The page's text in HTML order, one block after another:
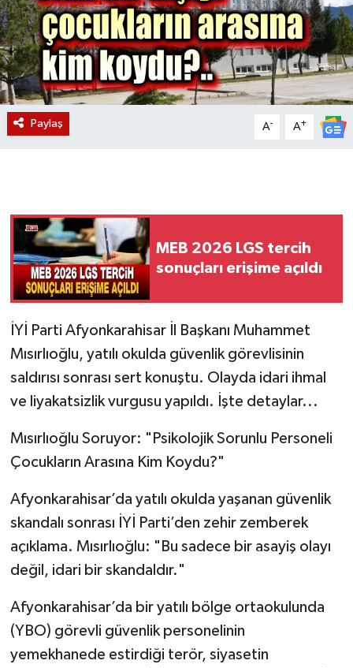
Paylaş A- A+
MEB 2026 LGS tercih
sonuçları erişime açıldı
İYİ Parti Afyonkarahisar İl Başkanı Muhammet
Mısırlıoğlu, yatılı okulda güvenlik görevlisinin
saldırısı sonrası sert konuştu. Olayda idari ihmal
ve liyakatsizlik vurgusu yapıldı. İşte detaylar...
Mısırlıoğlu Soruyor: "Psikolojik Sorunlu Personeli
Çocukların Arasına Kim Koydu?"
Afyonkarahisar’da yatılı okulda yaşanan güvenlik
skandalı sonrası İYİ Parti’den zehir zemberek
açıklama. Mısırlıoğlu: "Bu sadece bir asayiş olayı
değil, idari bir skandaldır."
Afyonkarahisar’da bir yatılı bölge ortaokulunda
(YBO) görevli güvenlik personelinin
yemekhanede estirdiği terör, siyasetin